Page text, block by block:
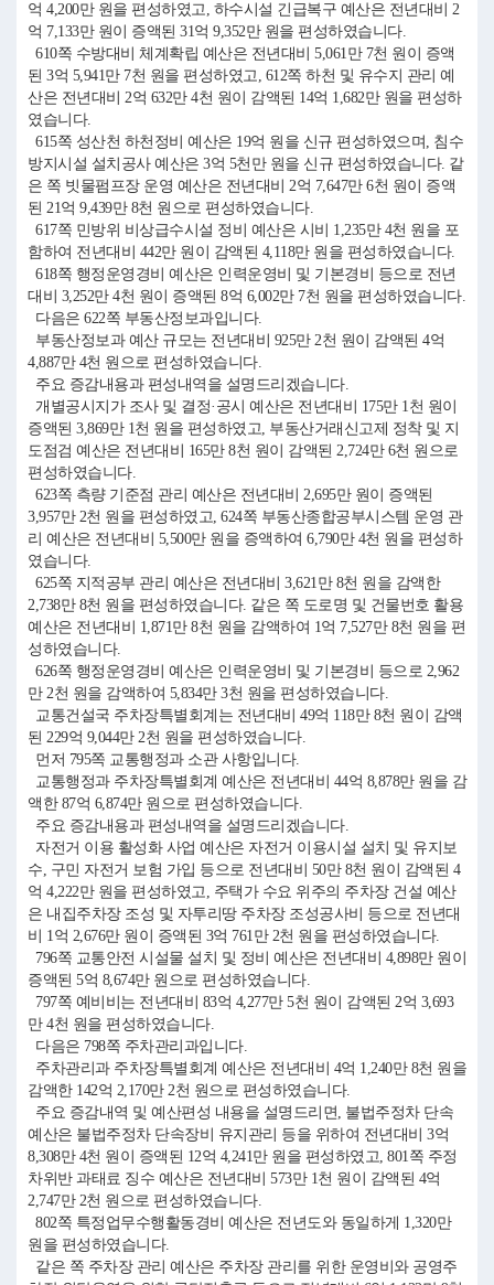
억 4,200만 원을 편성하였고, 하수시설 긴급복구 예산은 전년대비 2
억 7,133만 원이 증액된 31억 9,352만 원을 편성하였습니다.
610쪽 수방대비 체계확립 예산은 전년대비 5,061만 7천 원이 증액
된 3억 5,941만 7천 원을 편성하였고, 612쪽 하천 및 유수지 관리 예
산은 전년대비 2억 632만 4천 원이 감액된 14억 1,682만 원을 편성하
였습니다.
615쪽 성산천 하천정비 예산은 19억 원을 신규 편성하였으며, 침수
방지시설 설치공사 예산은 3억 5천만 원을 신규 편성하였습니다. 같
은 쪽 빗물펌프장 운영 예산은 전년대비 2억 7,647만 6천 원이 증액
된 21억 9,439만 8천 원으로 편성하였습니다.
617쪽 민방위 비상급수시설 정비 예산은 시비 1,235만 4천 원을 포
함하여 전년대비 442만 원이 감액된 4,118만 원을 편성하였습니다.
618쪽 행정운영경비 예산은 인력운영비 및 기본경비 등으로 전년
대비 3,252만 4천 원이 증액된 8억 6,002만 7천 원을 편성하였습니다.
다음은 622쪽 부동산정보과입니다.
부동산정보과 예산 규모는 전년대비 925만 2천 원이 감액된 4억
4,887만 4천 원으로 편성하였습니다.
주요 증감내용과 편성내역을 설명드리겠습니다.
개별공시지가 조사 및 결정·공시 예산은 전년대비 175만 1천 원이
증액된 3,869만 1천 원을 편성하였고, 부동산거래신고제 정착 및 지
도점검 예산은 전년대비 165만 8천 원이 감액된 2,724만 6천 원으로
편성하였습니다.
623쪽 측량 기준점 관리 예산은 전년대비 2,695만 원이 증액된
3,957만 2천 원을 편성하였고, 624쪽 부동산종합공부시스템 운영 관
리 예산은 전년대비 5,500만 원을 증액하여 6,790만 4천 원을 편성하
였습니다.
625쪽 지적공부 관리 예산은 전년대비 3,621만 8천 원을 감액한
2,738만 8천 원을 편성하였습니다. 같은 쪽 도로명 및 건물번호 활용
예산은 전년대비 1,871만 8천 원을 감액하여 1억 7,527만 8천 원을 편
성하였습니다.
626쪽 행정운영경비 예산은 인력운영비 및 기본경비 등으로 2,962
만 2천 원을 감액하여 5,834만 3천 원을 편성하였습니다.
교통건설국 주차장특별회계는 전년대비 49억 118만 8천 원이 감액
된 229억 9,044만 2천 원을 편성하였습니다.
먼저 795쪽 교통행정과 소관 사항입니다.
교통행정과 주차장특별회계 예산은 전년대비 44억 8,878만 원을 감
액한 87억 6,874만 원으로 편성하였습니다.
주요 증감내용과 편성내역을 설명드리겠습니다.
자전거 이용 활성화 사업 예산은 자전거 이용시설 설치 및 유지보
수, 구민 자전거 보험 가입 등으로 전년대비 50만 8천 원이 감액된 4
억 4,222만 원을 편성하였고, 주택가 수요 위주의 주차장 건설 예산
은 내집주차장 조성 및 자투리땅 주차장 조성공사비 등으로 전년대
비 1억 2,676만 원이 증액된 3억 761만 2천 원을 편성하였습니다.
796쪽 교통안전 시설물 설치 및 정비 예산은 전년대비 4,898만 원이
증액된 5억 8,674만 원으로 편성하였습니다.
797쪽 예비비는 전년대비 83억 4,277만 5천 원이 감액된 2억 3,693
만 4천 원을 편성하였습니다.
다음은 798쪽 주차관리과입니다.
주차관리과 주차장특별회계 예산은 전년대비 4억 1,240만 8천 원을
감액한 142억 2,170만 2천 원으로 편성하였습니다.
주요 증감내역 및 예산편성 내용을 설명드리면, 불법주정차 단속
예산은 불법주정차 단속장비 유지관리 등을 위하여 전년대비 3억
8,308만 4천 원이 증액된 12억 4,241만 원을 편성하였고, 801쪽 주정
차위반 과태료 징수 예산은 전년대비 573만 1천 원이 감액된 4억
2,747만 2천 원으로 편성하였습니다.
802쪽 특정업무수행활동경비 예산은 전년도와 동일하게 1,320만
원을 편성하였습니다.
같은 쪽 주차장 관리 예산은 주차장 관리를 위한 운영비와 공영주